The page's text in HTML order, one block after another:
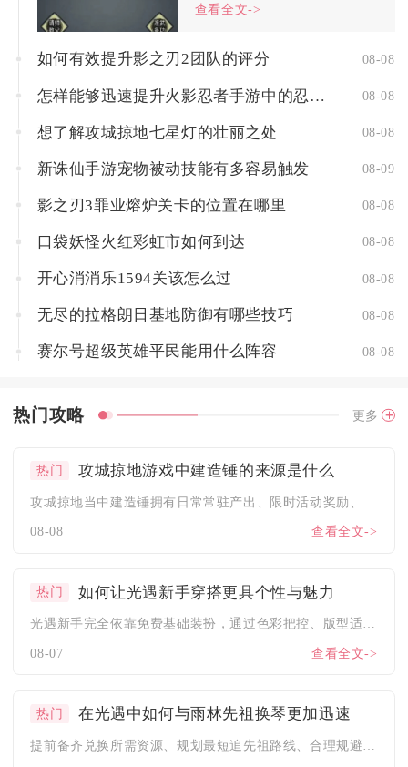
查看全文->
如何有效提升影之刃2团队的评分 08-08
怎样能够迅速提升火影忍者手游中的忍者实力 08-08
想了解攻城掠地七星灯的壮丽之处 08-08
新诛仙手游宠物被动技能有多容易触发 08-09
影之刃3罪业熔炉关卡的位置在哪里 08-08
口袋妖怪火红彩虹市如何到达 08-08
开心消消乐1594关该怎么过 08-08
无尽的拉格朗日基地防御有哪些技巧 08-08
赛尔号超级英雄平民能用什么阵容 08-08
热门攻略 更多
热门 攻城掠地游戏中建造锤的来源是什么
08-08 查看全文->
热门 如何让光遇新手穿搭更具个性与魅力
光遇新手完全依靠免费基础装扮，通过色彩把控、版型适配、小众单...
08-07 查看全文->
热门 在光遇中如何与雨林先祖换琴更加迅速